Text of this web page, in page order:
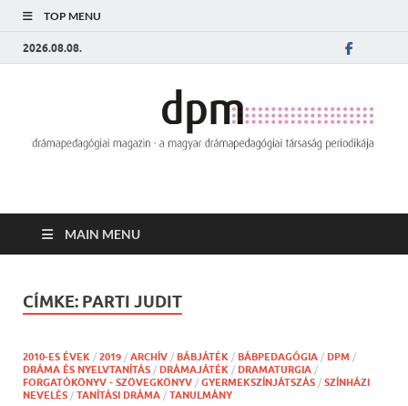
TOP MENU
2026.08.08.
MAIN MENU
CÍMKE: PARTI JUDIT
2010-ES ÉVEK / 2019 / ARCHÍV / BÁBJÁTÉK / BÁBPEDAGÓGIA / DPM /
DRÁMA ÉS NYELVTANÍTÁS / DRÁMAJÁTÉK / DRAMATURGIA /
FORGATÓKÖNYV - SZÖVEGKÖNYV / GYERMEKSZÍNJÁTSZÁS / SZÍNHÁZI
NEVELÉS / TANÍTÁSI DRÁMA / TANULMÁNY